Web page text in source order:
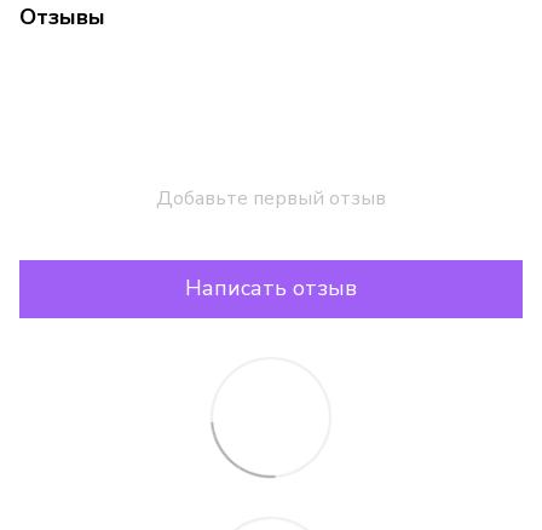
Отзывы
Добавьте первый отзыв
Написать отзыв